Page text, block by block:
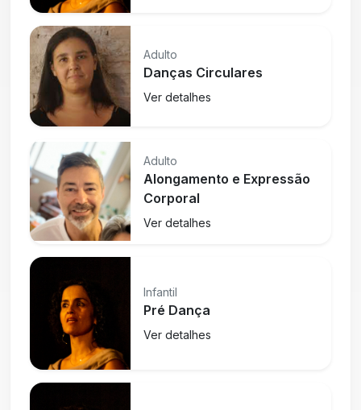
Adulto
Danças Circulares
Ver detalhes
Adulto
Alongamento e Expressão
Corporal
Ver detalhes
Infantil
Pré Dança
Ver detalhes